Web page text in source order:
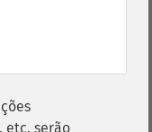
, etc. serão